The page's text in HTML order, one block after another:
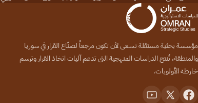
مؤسسة بحثية مستقلة تسعى لأن تكون مرجعاً لصنّاع القرار في سوريا
والمنطقة، تُنتج الدراسات المنهجية التي تدعم آليات اتخاذ القرار وترسم
خارطة الأولويات.